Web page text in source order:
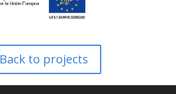
Back to projects